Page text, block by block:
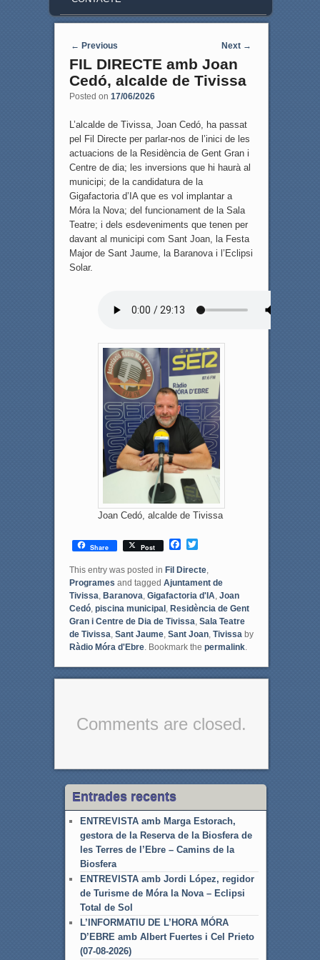
Post navigation
← Previous Next →
FIL DIRECTE amb Joan
Cedó, alcalde de Tivissa
Posted on 17/06/2026
L’alcalde de Tivissa, Joan Cedó, ha passat
pel Fil Directe per parlar-nos de l’inici de les
actuacions de la Residència de Gent Gran i
Centre de dia; les inversions que hi haurà al
municipi; de la candidatura de la
Gigafactoria d’IA que es vol implantar a
Móra la Nova; del funcionament de la Sala
Teatre; i dels esdeveniments que tenen per
davant al municipi com Sant Joan, la Festa
Major de Sant Jaume, la Baranova i l’Eclipsi
Solar.
Joan Cedó, alcalde de Tivissa
Share Post
F
c
e
b
o
o
k
T
i
t
t
e
r
This entry was posted in Fil Directe,
Programes and tagged Ajuntament de
Tivissa, Baranova, Gigafactoria d'IA, Joan
Cedó, piscina municipal , Residència de Gent
Gran i Centre de Dia de Tivissa, Sala Teatre
de Tivissa, Sant Jaume, Sant Joan, Tivissaby
Ràdio Móra d'Ebre. Bookmark the permalink.
Comments are closed.
Entrades recents
ENTREVISTA amb Marga Estorach,
gestora de la Reserva de la Biosfera de
les Terres de l’Ebre – Camins de la
Biosfera
ENTREVISTA amb Jordi López, regidor
de Turisme de Móra la Nova – Eclipsi
Total de Sol
L’INFORMATIU DE L’HORA MÓRA
D’EBRE amb Albert Fuertes i Cel Prieto
(07-08-2026)